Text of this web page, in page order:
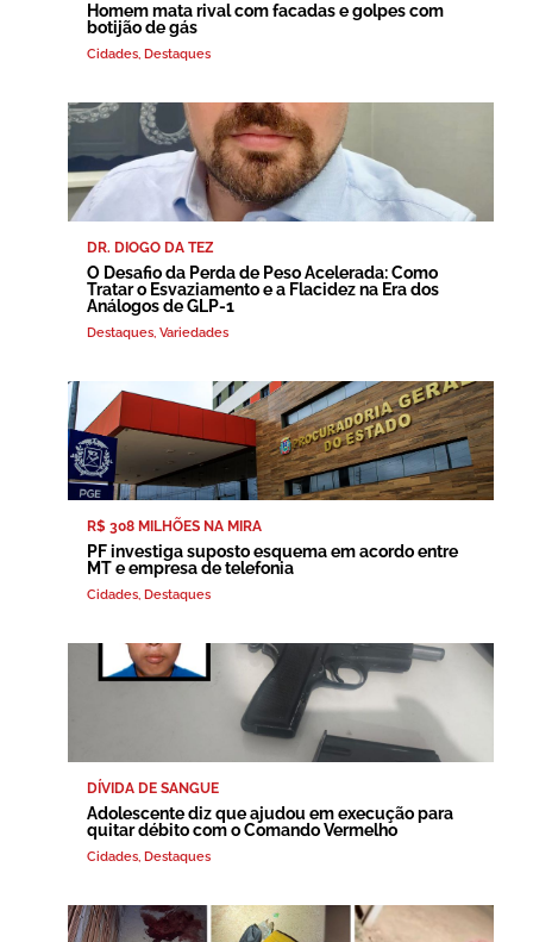
Homem mata rival com facadas e golpes com
botijão de gás
Cidades, Destaques
DR. DIOGO DA TEZ
O Desafio da Perda de Peso Acelerada: Como
Tratar o Esvaziamento e a Flacidez na Era dos
Análogos de GLP-1
Destaques, Variedades
R$ 308 MILHÕES NA MIRA
PF investiga suposto esquema em acordo entre
MT e empresa de telefonia
Cidades, Destaques
DÍVIDA DE SANGUE
Adolescente diz que ajudou em execução para
quitar débito com o Comando Vermelho
Cidades, Destaques